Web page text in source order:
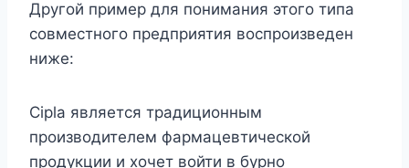
Другой пример для понимания этого типа
совместного предприятия воспроизведен
ниже:
Cipla является традиционным
производителем фармацевтической
продукции и хочет войти в бурно